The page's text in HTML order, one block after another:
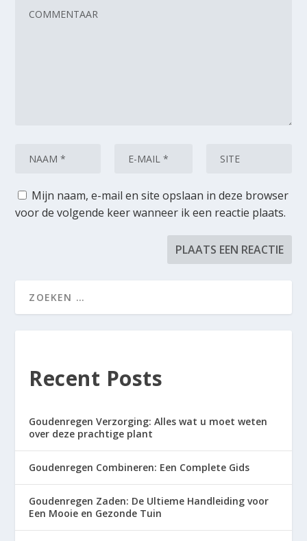
Mijn naam, e-mail en site opslaan in deze browser
voor de volgende keer wanneer ik een reactie plaats.
Recent Posts
Goudenregen Verzorging: Alles wat u moet weten
over deze prachtige plant
Goudenregen Combineren: Een Complete Gids
Goudenregen Zaden: De Ultieme Handleiding voor
Een Mooie en Gezonde Tuin